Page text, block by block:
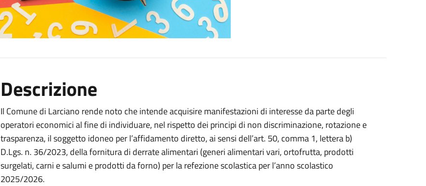
Descrizione
Il Comune di Larciano rende noto che intende acquisire manifestazioni di interesse da parte degli
operatori economici al fine di individuare, nel rispetto dei principi di non discriminazione, rotazione e
trasparenza, il soggetto idoneo per l’affidamento diretto, ai sensi dell’art. 50, comma 1, lettera b)
D.Lgs. n. 36/2023, della fornitura di derrate alimentari (generi alimentari vari, ortofrutta, prodotti
surgelati, carni e salumi e prodotti da forno) per la refezione scolastica per l’anno scolastico
2025/2026.